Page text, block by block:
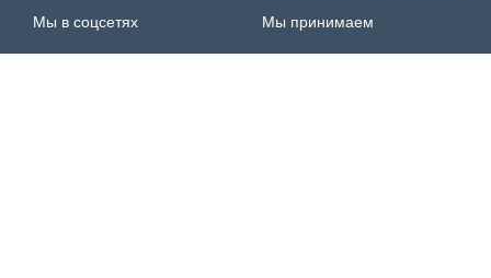
Мы в соцсетях Мы принимаем